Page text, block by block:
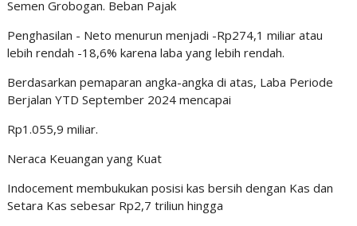
Semen Grobogan. Beban Pajak
Penghasilan - Neto menurun menjadi -Rp274,1 miliar atau
lebih rendah -18,6% karena laba yang lebih rendah.
Berdasarkan pemaparan angka-angka di atas, Laba Periode
Berjalan YTD September 2024 mencapai
Rp1.055,9 miliar.
Neraca Keuangan yang Kuat
Indocement membukukan posisi kas bersih dengan Kas dan
Setara Kas sebesar Rp2,7 triliun hingga